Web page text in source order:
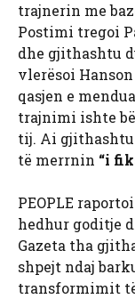
trajnerin me
Postimi tregoi
dhe gjithashtu
vlerësoi
qasjen e
trajnimi ishte
tij. Ai gjithashtu
të merrnin “i
PEOPLE
hedhur goditje
Gazeta tha
shpejt ndaj
transformimit